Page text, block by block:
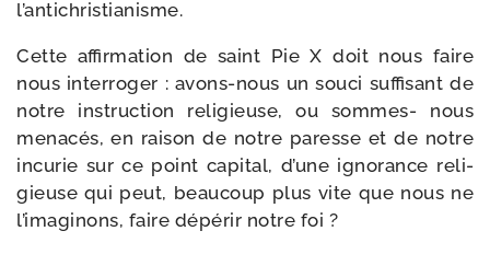
l’antichristianisme.
Cette affir­ma­tion de saint Pie X doit nous faire
nous inter­ro­ger : avons-​nous un sou­ci suf­fi­sant de
notre ins­truc­tion reli­gieuse, ou sommes- nous
mena­cés, en rai­son de notre paresse et de notre
incu­rie sur ce point capi­tal, d’une igno­rance reli­
gieuse qui peut, beau­coup plus vite que nous ne
l’i­ma­gi­nons, faire dépé­rir notre foi ?